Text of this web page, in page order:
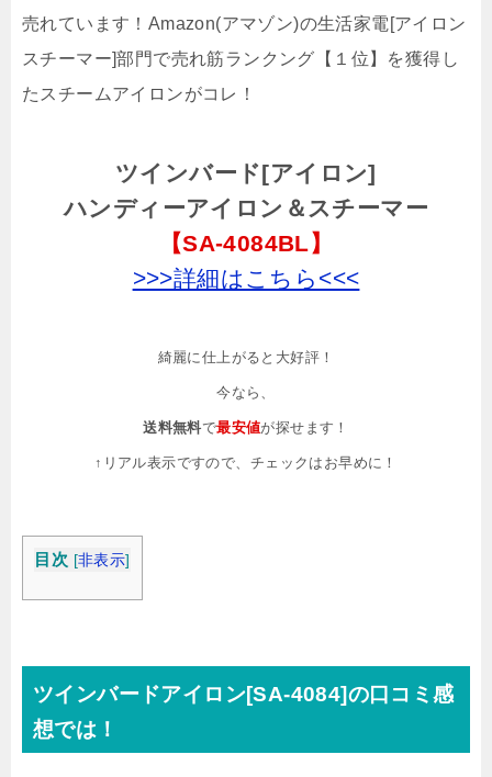
売れています！Amazon(アマゾン)の生活家電[アイロン
スチーマー]部門で売れ筋ランクング【１位】を獲得し
たスチームアイロンがコレ！
ツインバード[アイロン]
ハンディーアイロン＆スチーマー
【SA-4084BL】
>>>詳細はこちら<<<
綺麗に仕上がると大好評！
今なら、
送料無料で最安値が探せます！
↑リアル表示ですので、 チェックはお早めに！
目次 [非表示]
ツインバードアイロン[SA-4084]の口コミ感
想では！